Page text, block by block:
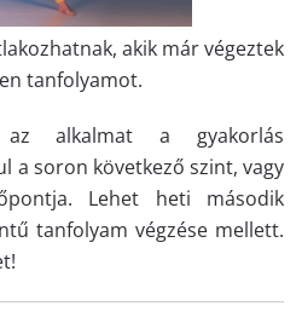
akik már végeztek
tanfolyamot.
az alkalmat a gyakorlás
a soron következő szint, vagy
Lehet heti második
tanfolyam végzése mellett.